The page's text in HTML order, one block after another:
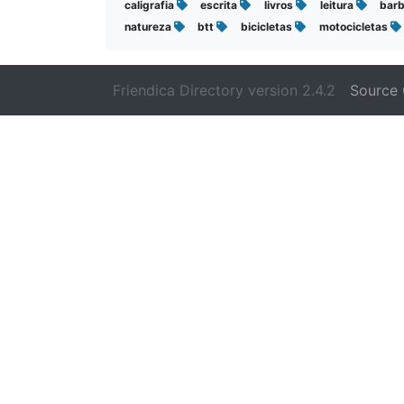
caligrafia escrita livros leitura
natureza
btt bicicletas motocicletas
Friendica Directory version 2.4.2 Source